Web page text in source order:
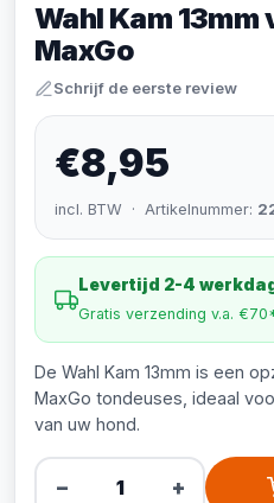
Wahl Kam
MaxGo
Schrijf de eerste review
€8,95
incl. BTW · Artikelnummer:
Levertijd 2-4
Gratis verzending v.a.
De Wahl Kam 13mm is een
MaxGo tondeuses, ideaal
van uw hond.
− +